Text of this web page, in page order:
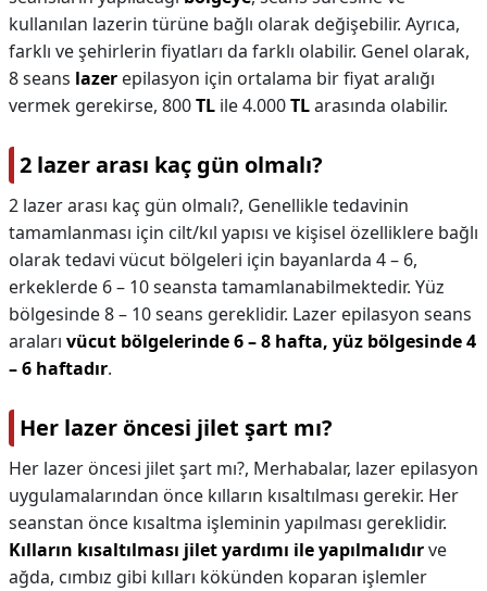
kullanılan lazerin türüne bağlı olarak değişebilir. Ayrıca,
farklı ve şehirlerin fiyatları da farklı olabilir. Genel olarak,
8 seans lazer epilasyon için ortalama bir fiyat aralığı
vermek gerekirse, 800TL ile 4.000TLarasında olabilir.
2 lazer arası kaç gün olmalı?
2 lazer arası kaç gün olmalı?, Genellikle tedavinin
tamamlanması için cilt/kıl yapısı ve kişisel özelliklere bağlı
olarak tedavi vücut bölgeleri için bayanlarda 4 – 6,
erkeklerde 6 – 10 seansta tamamlanabilmektedir. Yüz
bölgesinde 8 – 10 seans gereklidir. Lazer epilasyon seans
araları vücut bölgelerinde 6 – 8 hafta, yüz bölgesinde 4
– 6 haftadır.
Her lazer öncesi jilet şart mı?
Her lazer öncesi jilet şart mı?, Merhabalar, lazer epilasyon
uygulamalarından önce kılların kısaltılması gerekir. Her
seanstan önce kısaltma işleminin yapılması gereklidir.
Kılların kısaltılması jilet yardımı ile yapılmalıdırve
ağda, cımbız gibi kılları kökünden koparan işlemler